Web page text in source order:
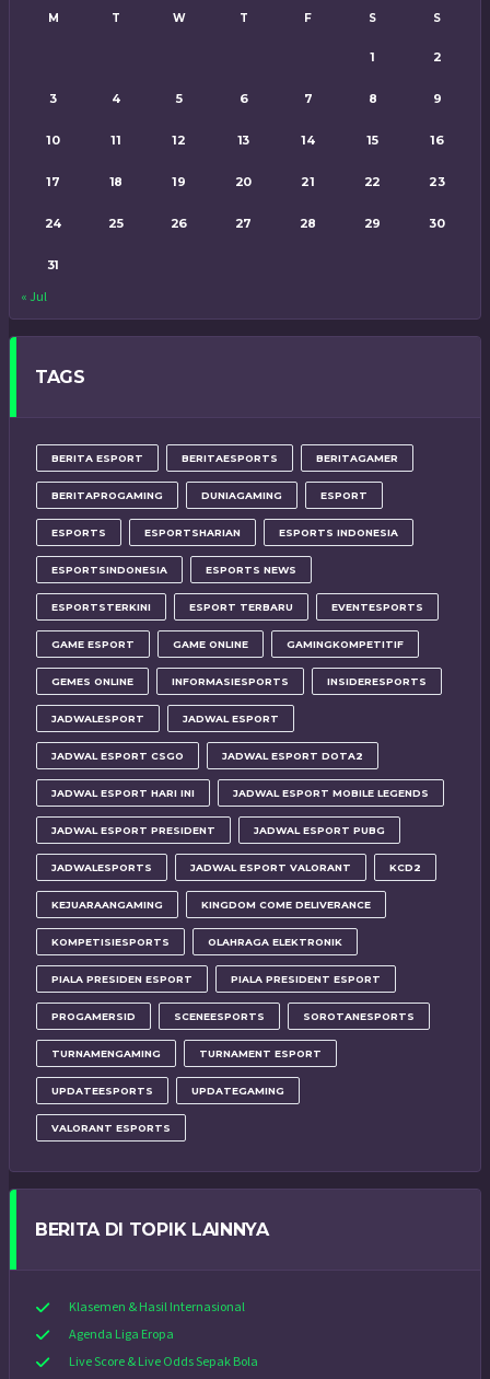
M T W T F S S
1 2
3 4 5 6 7 8 9
10 11 12 13 14 15 16
17 18 19 20 21 22 23
24 25 26 27 28 29 30
31
« Jul
TAGS
BERITA ESPORT BERITAESPORTS BERITAGAMER
BERITAPROGAMING DUNIAGAMING ESPORT
ESPORTS ESPORTSHARIAN ESPORTS INDONESIA
ESPORTSINDONESIA ESPORTS NEWS
ESPORTSTERKINI ESPORT TERBARU EVENTESPORTS
GAME ESPORT GAME ONLINE GAMINGKOMPETITIF
GEMES ONLINE INFORMASIESPORTS INSIDERESPORTS
JADWALESPORT JADWAL ESPORT
JADWAL ESPORT CSGO JADWAL ESPORT DOTA2
JADWAL ESPORT HARI INI JADWAL ESPORT MOBILE LEGENDS
JADWAL ESPORT PRESIDENT JADWAL ESPORT PUBG
JADWALESPORTS JADWAL ESPORT VALORANT KCD2
KEJUARAANGAMING KINGDOM COME DELIVERANCE
KOMPETISIESPORTS OLAHRAGA ELEKTRONIK
PIALA PRESIDEN ESPORT PIALA PRESIDENT ESPORT
PROGAMERSID SCENEESPORTS SOROTANESPORTS
TURNAMENGAMING TURNAMENT ESPORT
UPDATEESPORTS UPDATEGAMING
VALORANT ESPORTS
BERITA DI TOPIK LAINNYA
Klasemen & Hasil Internasional
Agenda Liga Eropa
Live Score & Live Odds Sepak Bola